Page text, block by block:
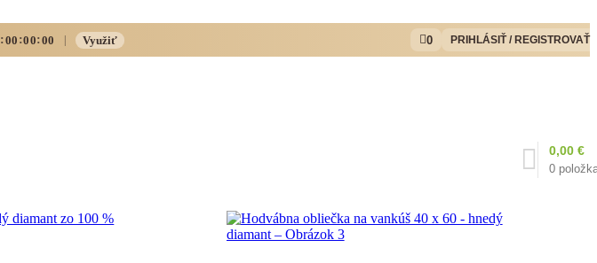
:00 :00:00 Využiť 0 PRIHLÁSIŤ / REGISTROVAŤ
0
0,00 €